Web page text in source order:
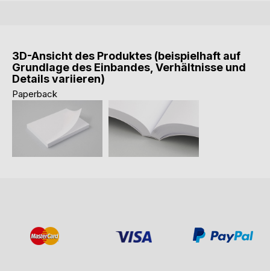
3D-Ansicht des Produktes (beispielhaft auf
Grundlage des Einbandes, Verhältnisse und
Details variieren)
Paperback